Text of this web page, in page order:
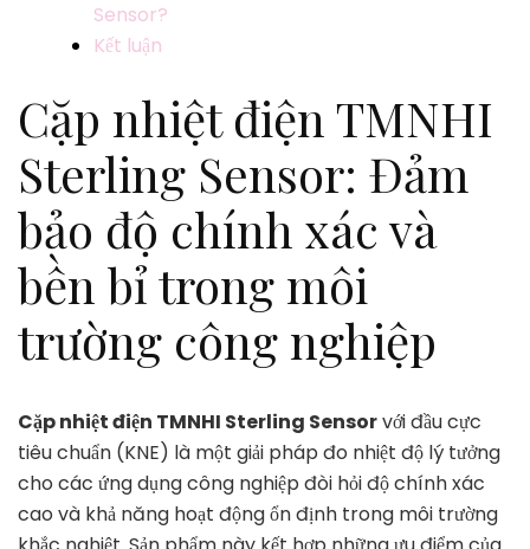
Sensor?
Kết luận
Cặp nhiệt điện TMNHI
Sterling Sensor: Đảm
bảo độ chính xác và
bền bỉ trong môi
trường công nghiệp
Cặp nhiệt điện TMNHI Sterling Sensorvới đầu cực
tiêu chuẩn (KNE) là một giải pháp đo nhiệt độ lý tưởng
cho các ứng dụng công nghiệp đòi hỏi độ chính xác
cao và khả năng hoạt động ổn định trong môi trường